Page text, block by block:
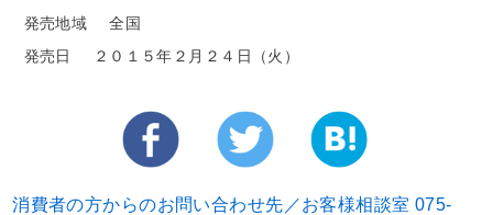
発売地域
全国
発売日
２０１５年２月２４日（火）
消費者の方からのお問い合わせ先／お客様相談室 075-